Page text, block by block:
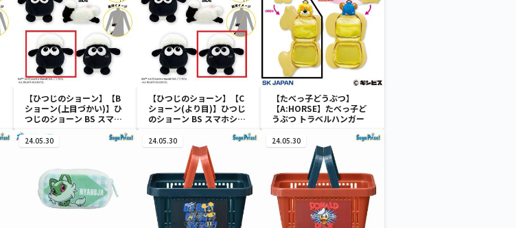
【ひつじのショーン】【B
ショーン(上目づかい)】ひ
つじのショーン BS スマホ
【ひつじのショーン】【C
ショーン(より目)】ひつじ
のショーン BS スマホショ
【たべっ子どうぶつ】
【A:HORSE】たべっ子ど
うぶつ トラベルハンガー
24.05.30 24.05.30 24.05.30